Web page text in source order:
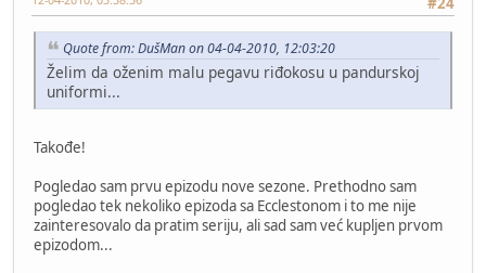
Quote from: DušMan on 04-04-2010, 12:03:20
Želim da oženim malu pegavu riđokosu u pandurskoj
uniformi...
Takođe!
Pogledao sam prvu epizodu nove sezone. Prethodno sam
pogledao tek nekoliko epizoda sa Ecclestonom i to me nije
zainteresovalo da pratim seriju, ali sad sam već kupljen prvom
epizodom...